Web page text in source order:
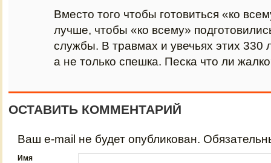
Вместо того чтобы готовиться «ко
лучше, чтобы «ко всему»
службы. В травмах и увечьях этих 330
а не только спешка. Песка что ли
ОСТАВИТЬ КОММЕНТАРИЙ
Ваш e-mail не будет опубликован.
Имя